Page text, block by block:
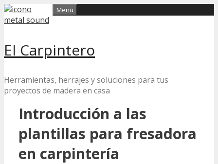
Skip
to
El Carpintero
Herramientas, herrajes y soluciones para tus
proyectos de madera en casa
Menu
Introducción a las
plantillas para fresadora
en carpintería